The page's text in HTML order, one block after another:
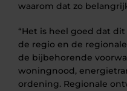
waarom dat zo
“Het is heel goed dat
de regio en de
de bijbehorende
woningnood,
ordening. Regionale